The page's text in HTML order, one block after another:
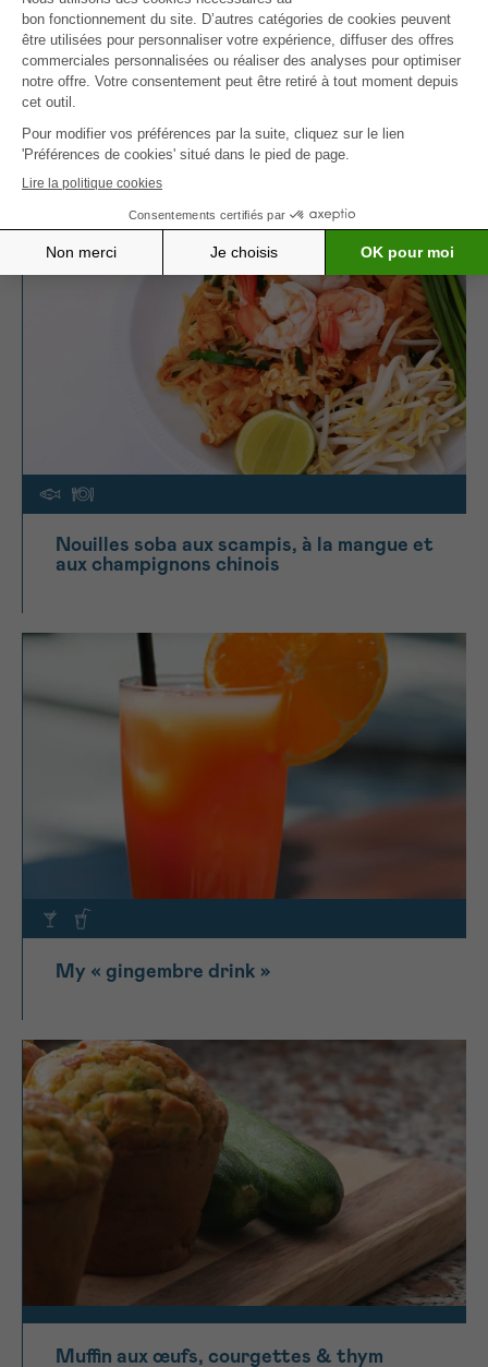
Vous aimez les salades complètes ? Essayez
aussi lasalade de pâtes au thon et au
jambon
pour une version terre-mer tout aussi
D’AUTRES INSPIRATIONS
Nouilles soba aux scampis, à la mangue et
aux champignons chinois
My « gingembre drink »
Muffin aux œufs, courgettes & thym